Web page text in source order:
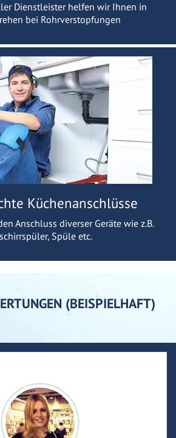
Dienstleister helfen wir Ihnen in
bei Rohrverstopfungen
Küchenanschlüsse
Anschluss diverser Geräte wie z.B.
Spüle etc.
(BEISPIELHAFT)